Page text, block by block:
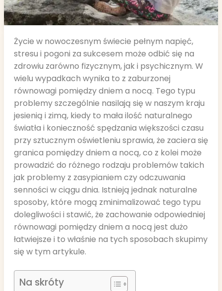
Życie w nowoczesnym świecie pełnym napięć,
stresu i pogoni za sukcesem może odbić się na
zdrowiu zarówno fizycznym, jak i psychicznym. W
wielu wypadkach wynika to z zaburzonej
równowagi pomiędzy dniem a nocą. Tego typu
problemy szczególnie nasilają się w naszym kraju
jesienią i zimą, kiedy to mała ilość naturalnego
światła i konieczność spędzania większości czasu
przy sztucznym oświetleniu sprawia, że zaciera się
granica pomiędzy dniem a nocą, co z kolei może
prowadzić do różnego rodzaju problemów takich
jak problemy z zasypianiem czy odczuwania
senności w ciągu dnia. Istnieją jednak naturalne
sposoby, które mogą zminimalizować tego typu
dolegliwości i stawić, że zachowanie odpowiedniej
równowagi pomiędzy dniem a nocą jest dużo
łatwiejsze i to właśnie na tych sposobach skupimy
się w tym artykule.
Na skróty